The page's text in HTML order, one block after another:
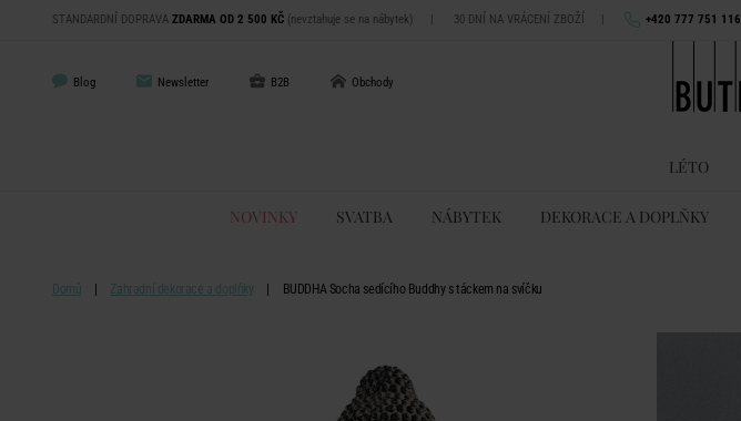
STANDARDNÍ DOPRAVA ZDARMA OD 2 500 KČ (nevztahuje se na nábytek) | 30 DNÍ NA VRÁCENÍ ZBOŽÍ | +420 777 751 116
Blog Newsletter B2B Obchody
LÉTO
NOVINKY SVATBA NÁBYTEK DEKORACE A DOPLŇKY
Domů Zahradní dekorace a doplňky BUDDHA Socha sedícího Buddhy s táckem na svíčku